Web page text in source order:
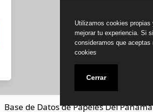
Base de Datos de Papeles Del Panamá
Utilizamos cookies propias
mejorar tu experiencia. Si
consideramos que
cookies
Cerrar